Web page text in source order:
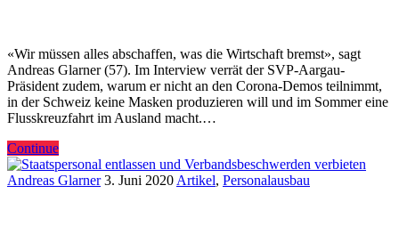
«Wir müssen alles abschaffen, was die Wirtschaft bremst», sagt
Andreas Glarner (57). Im Interview verrät der SVP-Aargau-
Präsident zudem, warum er nicht an den Corona-Demos teilnimmt,
in der Schweiz keine Masken produzieren will und im Sommer eine
Flusskreuzfahrt im Ausland macht.…
Continue
Andreas Glarner 3. Juni 2020 Artikel, Personalausbau